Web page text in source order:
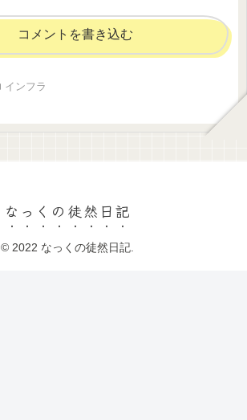
コメントを書き込む
インフラ
なっくの徒然日記
© 2022 なっくの徒然日記.